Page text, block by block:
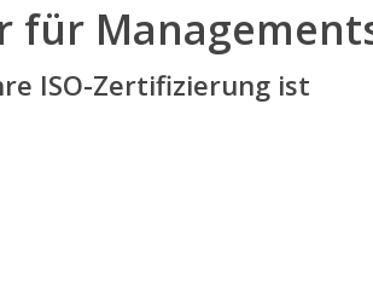
ISO-Zertifizierung ist